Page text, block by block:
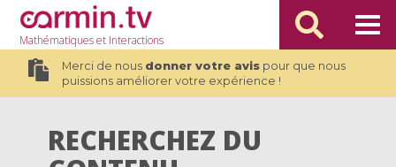
Mathématiqueset Interactions
Merci de nous donner votre avispour que nous
puissions améliorer votre expérience !
RECHERCHEZ DU